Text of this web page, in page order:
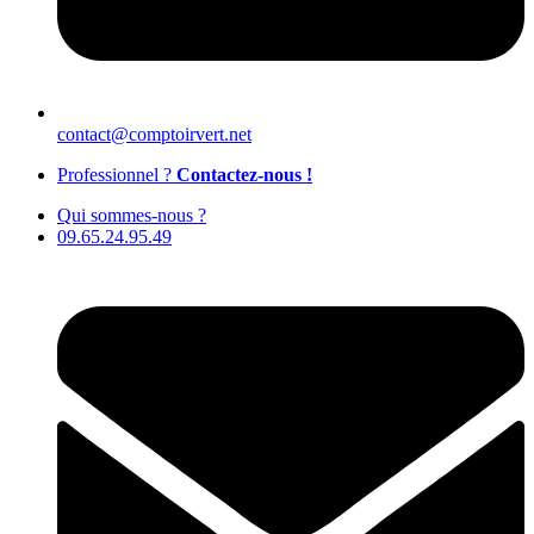
contact@comptoirvert.net
Professionnel ? Contactez-nous !
Qui sommes-nous ?
09.65.24.95.49